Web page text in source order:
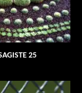
25